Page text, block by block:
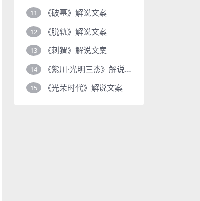
11 《破墓》解说文案
12 《脱轨》解说文案
13 《刺猬》解说文案
14 《紫川·光明三杰》解说文案
15 《光荣时代》解说文案